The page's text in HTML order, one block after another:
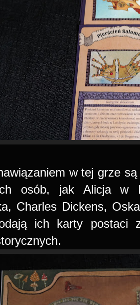
w tej grze
osób, jak Alicja w
Charles Dickens,
ich karty postaci